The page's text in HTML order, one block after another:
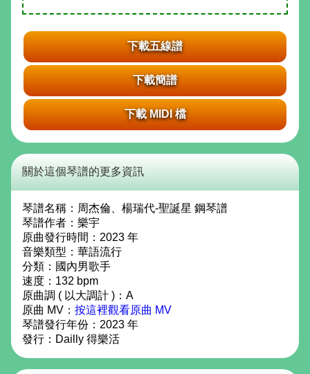
下載五線譜
下載簡譜
下載 MIDI 檔
關於這個琴譜的更多資訊
琴譜名稱： 周杰倫、楊瑞代-聖誕星 鋼琴譜
琴譜作者： 樂宇
原曲發行時間：2023 年
音樂類型：華語流行
分類：國內男歌手
速度：132 bpm
原曲調 ( 以大調計 )：A
原曲 MV： 按這裡觀看原曲 MV
琴譜發行年份： 2023 年
發行： Dailly 得樂活